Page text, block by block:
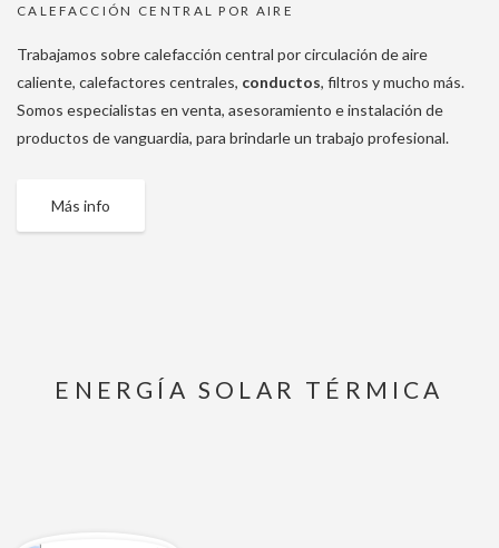
CALEFACCIÓN CENTRAL POR AIRE
Trabajamos sobre calefacción central por circulación de aire
caliente, calefactores centrales, conductos, filtros y mucho más.
Somos especialistas en venta, asesoramiento e instalación de
productos de vanguardia, para brindarle un trabajo profesional.
Más info
ENERGÍA SOLAR TÉRMICA